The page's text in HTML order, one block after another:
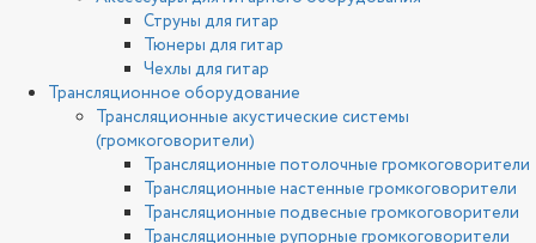
Струны для гитар
Тюнеры для гитар
Чехлы для гитар
Трансляционное оборудование
Трансляционные акустические системы
(громкоговорители)
Трансляционные потолочные громкоговорители
Трансляционные настенные громкоговорители
Трансляционные подвесные громкоговорители
Трансляционные рупорные громкоговорители